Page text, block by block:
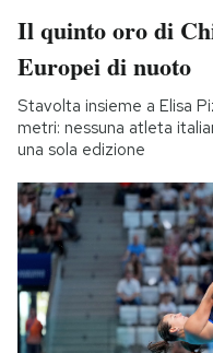
Il quinto oro di
Europei di nuoto
Stavolta insieme a Elisa
metri: nessuna atleta
una sola edizione